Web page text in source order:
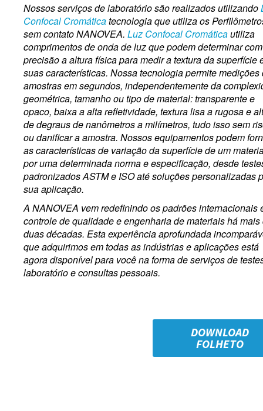
Nossos serviços de laboratório são realizados utilizando
Confocal Cromáticatecnologia que utiliza os
sem contato NANOVEA. Luz Confocal Cromáticautiliza
comprimentos de onda de luz que podem determinar com
precisão a altura física para medir a textura da superfície
suas características. Nossa tecnologia permite medições
amostras em segundos, independentemente da
geométrica, tamanho ou tipo de material: transparente e
opaco, baixa a alta refletividade, textura lisa a rugosa e
de degraus de nanômetros a milímetros, tudo isso sem
ou danificar a amostra. Nossos equipamentos podem
as características de variação da superfície de um
por uma determinada norma e especificação, desde
padronizados ASTM e ISO até soluções personalizadas
sua aplicação.
A NANOVEA vem redefinindo os padrões internacionais
controle de qualidade e engenharia de materiais há mais
duas décadas. Esta experiência aprofundada
que adquirimos em todas as indústrias e aplicações está
agora disponível para você na forma de serviços de
laboratório e consultas pessoais.
DOWNLOAD
FOLHETO